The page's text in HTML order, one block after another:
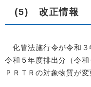
(5) 改正情報
化管法施行令が令和３
令和５年度排出分（令
ＰＲＴＲの対象物質が変